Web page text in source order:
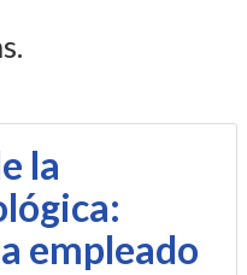
la
empleado